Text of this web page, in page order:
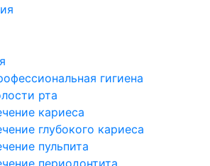
гигиена
рта
кариеса
глубокого кариеса
пульпита